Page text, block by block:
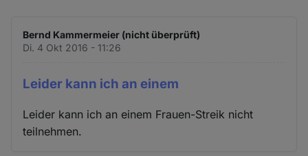
Bernd Kammermeier (nicht überprüft)
Di. 4 Okt 2016 - 11:26
Leider kann ich an einem
Leider kann ich an einem Frauen-Streik nicht
teilnehmen.